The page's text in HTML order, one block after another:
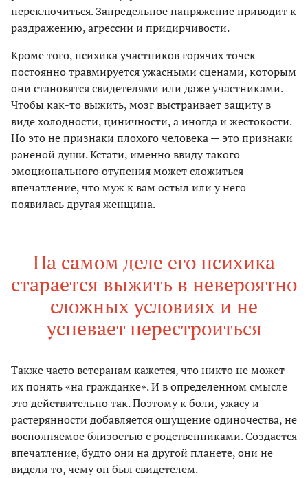
переключиться. Запредельное напряжение приводит к
раздражению, агрессии и придирчивости.
Кроме того, психика участников горячих точек
постоянно травмируется ужасными сценами, которым
они становятся свидетелями или даже участниками.
Чтобы как-то выжить, мозг выстраивает защиту в
виде холодности, циничности, а иногда и жестокости.
Но это не признаки плохого человека — это признаки
раненой души. Кстати, именно ввиду такого
эмоционального отупения может сложиться
впечатление, что муж к вам остыл или у него
появилась другая женщина.
На самом деле его психика
старается выжить в невероятно
сложных условиях и не
успевает перестроиться
Также часто ветеранам кажется, что никто не может
их понять «на гражданке». И в определенном смысле
это действительно так. Поэтому к боли, ужасу и
растерянности добавляется ощущение одиночества, не
восполняемое близостью с родственниками. Создается
впечатление, будто они на другой планете, они не
видели то, чему он был свидетелем.